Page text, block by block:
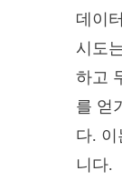
데이
시도
하고
를 얻
다. 이
니다.